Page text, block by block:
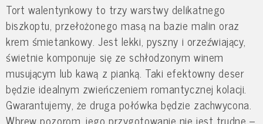
Tort walentynkowy to trzy warstwy delikatnego
biszkoptu, przełożonego masą na bazie malin oraz
krem śmietankowy. Jest lekki, pyszny i orzeźwiający,
świetnie komponuje się ze schłodzonym winem
musującym lub kawą z pianką. Taki efektowny deser
będzie idealnym zwieńczeniem romantycznej kolacji.
Gwarantujemy, że druga połówka będzie zachwycona.